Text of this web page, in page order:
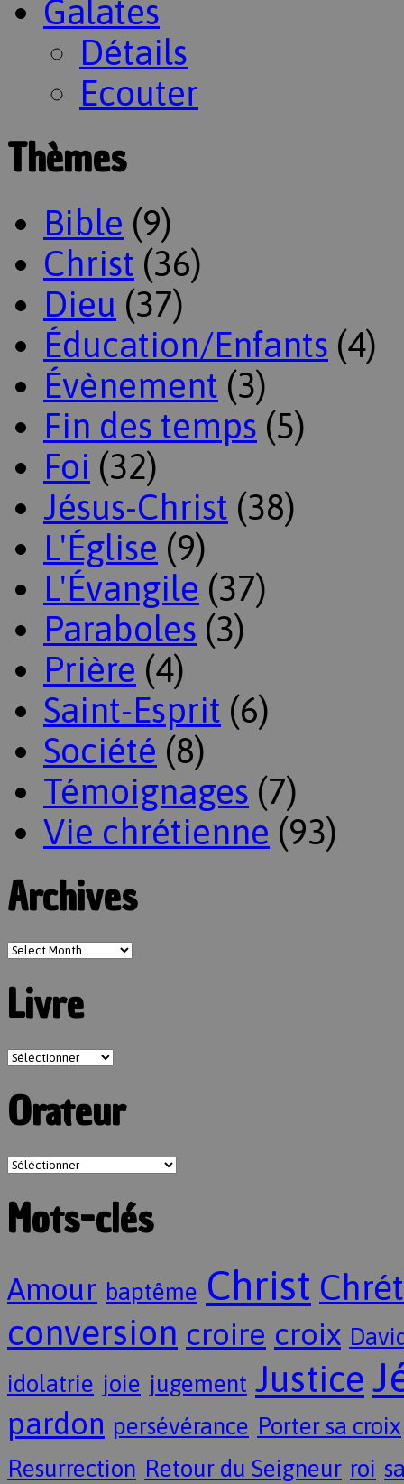
Galates
Détails
Ecouter
Thèmes
Bible (9)
Christ (36)
Dieu (37)
Éducation/Enfants (4)
Évènement (3)
Fin des temps (5)
Foi (32)
Jésus-Christ (38)
L'Église (9)
L'Évangile (37)
Paraboles (3)
Prière (4)
Saint-Esprit (6)
Société (8)
Témoignages (7)
Vie chrétienne (93)
Archives
Livre
Orateur
Mots-clés
Amour baptême Christ
conversion croire croix
idolatrie joie jugement Justice
pardon persévérance Porter sa croix
Resurrection Retour du Seigneur roi